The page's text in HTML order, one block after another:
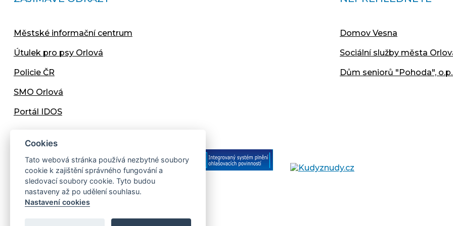
Městské informační centrum
Útulek pro psy Orlová
Policie ČR
SMO Orlová
Portál IDOS
Domov Vesna
Sociální služby města
Dům seniorů "Pohoda",
Copyright © 2013 - 2026 Městský úřad Orlová
Cookies
Tato webová stránka používá nezbytné soubory
cookie k zajištění správného fungování a
sledovací soubory cookie. Tyto budou
nastaveny až po udělení souhlasu.
Nastavení cookies